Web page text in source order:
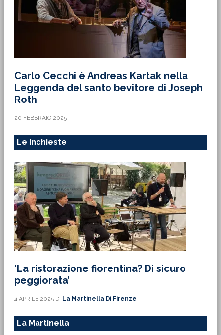
Carlo Cecchi è Andreas Kartak nella
Leggenda del santo bevitore di Joseph
Roth
20 FEBBRAIO 2025
Le Inchieste
‘La ristorazione fiorentina? Di sicuro
peggiorata’
4 APRILE 2025DI La Martinella Di Firenze
La Martinella